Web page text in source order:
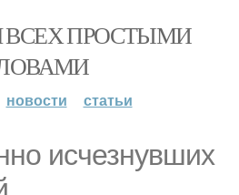
ВСЕХ ПРОСТЫМИ
новости статьи
исчезнувших